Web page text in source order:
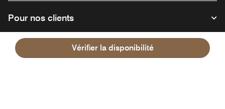
Vérifier la disponibilité
Pour nos clients
Notre entreprise